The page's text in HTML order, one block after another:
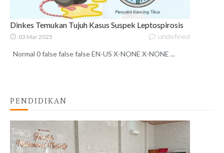
Dinkes Temukan Tujuh Kasus Suspek Leptospirosis
03 Mar 2025 undefined
Normal 0 false false false EN-US X-NONE X-NONE ...
PENDIDIKAN